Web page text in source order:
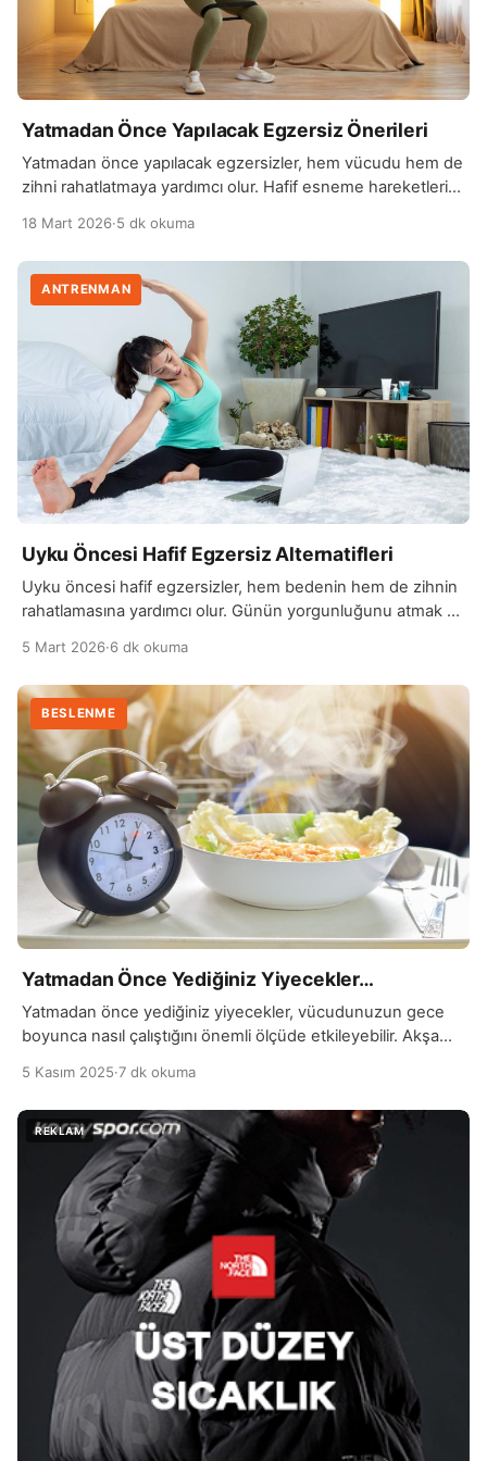
Yatmadan Önce Yapılacak Egzersiz Önerileri
Yatmadan önce yapılacak egzersizler, hem vücudu hem de
zihni rahatlatmaya yardımcı olur. Hafif esneme hareketleri
azaltır. Bu tür egzersizler, uykuya geçişi kolaylaştırarak
daha kaliteli bir uyku sağlar. Derin nefes ve meditasyon
odaklı egzersizler de yatmadan önce tercih edilebilir. Karın
nefesi ve yavaş, kontrollü hareketler, kalp atış hızını […]
18 Mart 2026·5 dk okuma
ANTRENMAN
Uyku Öncesi Hafif Egzersiz Alternatifleri
Uyku öncesi hafif egzersizler, hem bedenin hem de zihnin
rahatlamasına yardımcı olur. Günün yorgunluğunu atmak ve
veya yoga gibi aktiviteler, kalp atış hızını aşırı yükseltmeden
vücudu gevşetir. Esneme hareketleri, kaslardaki gerginliği
azaltarak rahat bir uyku ortamı hazırlar. Özellikle sırt, boyun
ve bacak kaslarını […]
5 Mart 2026·6 dk okuma
BESLENME
Yatmadan Önce Yediğiniz Yiyecekler…
Yatmadan önce yediğiniz yiyecekler, vücudunuzun gece
boyunca nasıl çalıştığını önemli ölçüde etkileyebilir. Akşam
metabolizma hızından sindirim süreçlerine kadar pek çok
farklı etkisi vardır. Ağır yemekler, aşırı şekerli ya da yağlı
yiyecekler, sindirim sistemini zorlar ve uyku sırasında mide
problemlerine, gaz sıkıntısına ya da reflüye yol açabilir.
Bunun sonucunda gece […]
5 Kasım 2025·7 dk okuma